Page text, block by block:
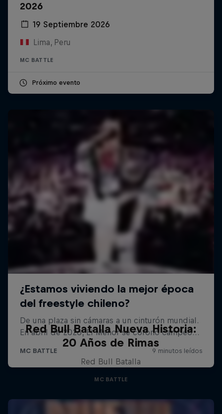
2026
19 Septiembre 2026
Lima, Peru
MC BATTLE
Próximo evento
Red Bull Batalla Nueva Historia:
20 Años de Rimas
Red Bull Batalla
MC BATTLE